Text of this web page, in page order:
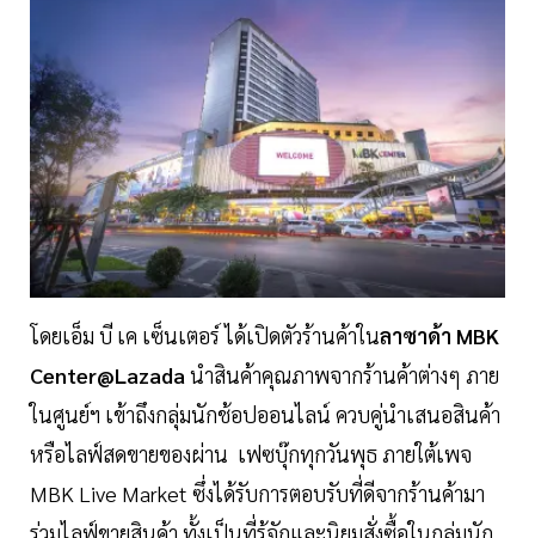
โดยเอ็ม บี เค เซ็นเตอร์ ได้เปิดตัวร้านค้าในลาซาด้า MBK
Center@Lazada นำสินค้าคุณภาพจากร้านค้าต่างๆ ภาย
ในศูนย์ฯ เข้าถึงกลุ่มนักช้อปออนไลน์ ควบคู่นำเสนอสินค้า
หรือไลฟ์สดขายของผ่าน เฟซบุ๊กทุกวันพุธ ภายใต้เพจ
MBK Live Market ซึ่งได้รับการตอบรับที่ดีจากร้านค้ามา